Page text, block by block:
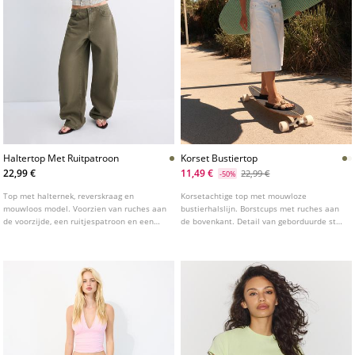
Haltertop Met Ruitpatroon
22,99 €
Top met halternek, reverskraag en
mouwloos model. Voorzien van ruches aan
de voorzijde, een ruitjespatroon en een
Korset Bustiertop
11,49 €
-50% 22,99 €
Korsetachtige top met mouwloze
bustierhalslijn. Borstcups met ruches aan
de bovenkant. Detail van geborduurde stof